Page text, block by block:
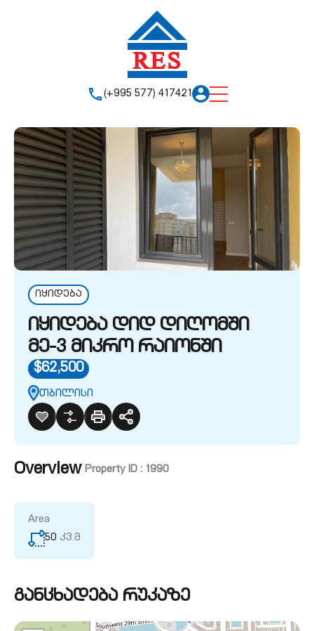
(+995 577) 417421
იყიდება
იყიდება დიდ დიღომში
მე-3 მიკრო რაიონში
$62,500
თბილისი
Overview| Property ID : 1990
Area
50 კვ.მ
განცხადება რუკაზე